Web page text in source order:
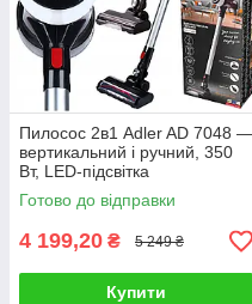
Пилосос 2в1 Adler AD 7048 —
вертикальний і ручний, 350
Вт, LED-підсвітка
Готово до відправки
4 199,20 ₴ 5 249 ₴
Купити